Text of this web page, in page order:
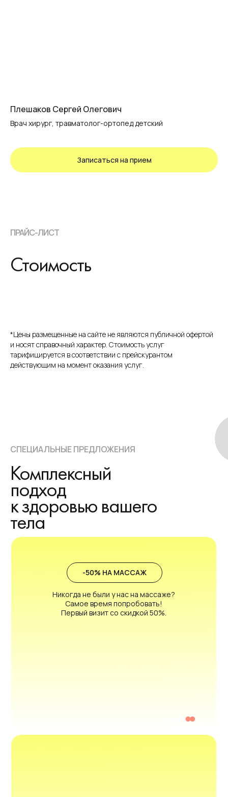
Плешаков Сергей Олегович
Врач хирург, травматолог-ортопед детский
Записаться на прием
ПРАЙС-ЛИСТ
Стоимость
*Цены размещенные на сайте не являются публичной офертой
и носят справочный характер. Стоимость услуг
тарифицируется в соответствии с прейскурантом
действующим на момент оказания услуг.
СПЕЦИАЛЬНЫЕ ПРЕДЛОЖЕНИЯ
Комплексный
подход
к здоровью вашего
тела
-50% НА МАССАЖ
Никогда не были у нас на массаже?
Самое время попробовать!
Первый визит со скидкой 50%.